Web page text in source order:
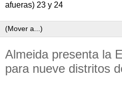
afueras) 23 y 24
Almeida presenta la
para nueve distritos